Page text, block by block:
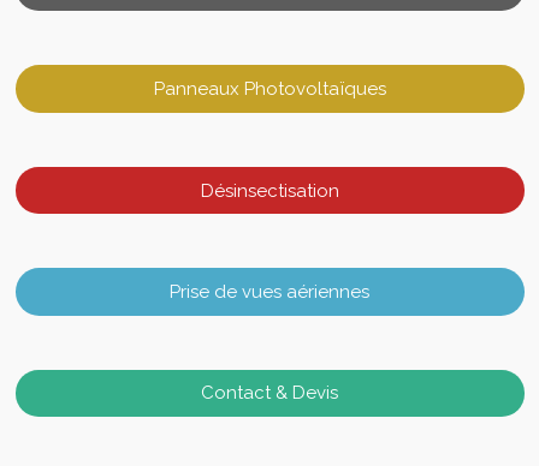
Panneaux Photovoltaïques
Désinsectisation
Prise de vues aériennes
Contact & Devis